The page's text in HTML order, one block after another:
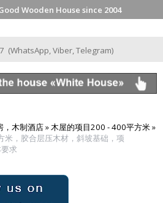
Wooden House since 2004
(WhatsApp,Viber,Telegram)
，木制酒店»木屋的项目200 - 400平方米»
，胶合层压木材，斜坡基础，项
求